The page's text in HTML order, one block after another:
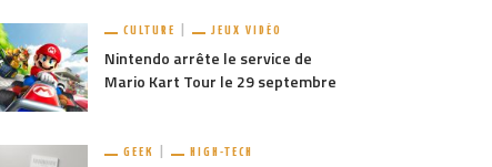
CULTURE JEUX VIDÉO
Nintendo arrête le service de
Mario Kart Tour le 29 septembre
GEEK HIGH-TECH